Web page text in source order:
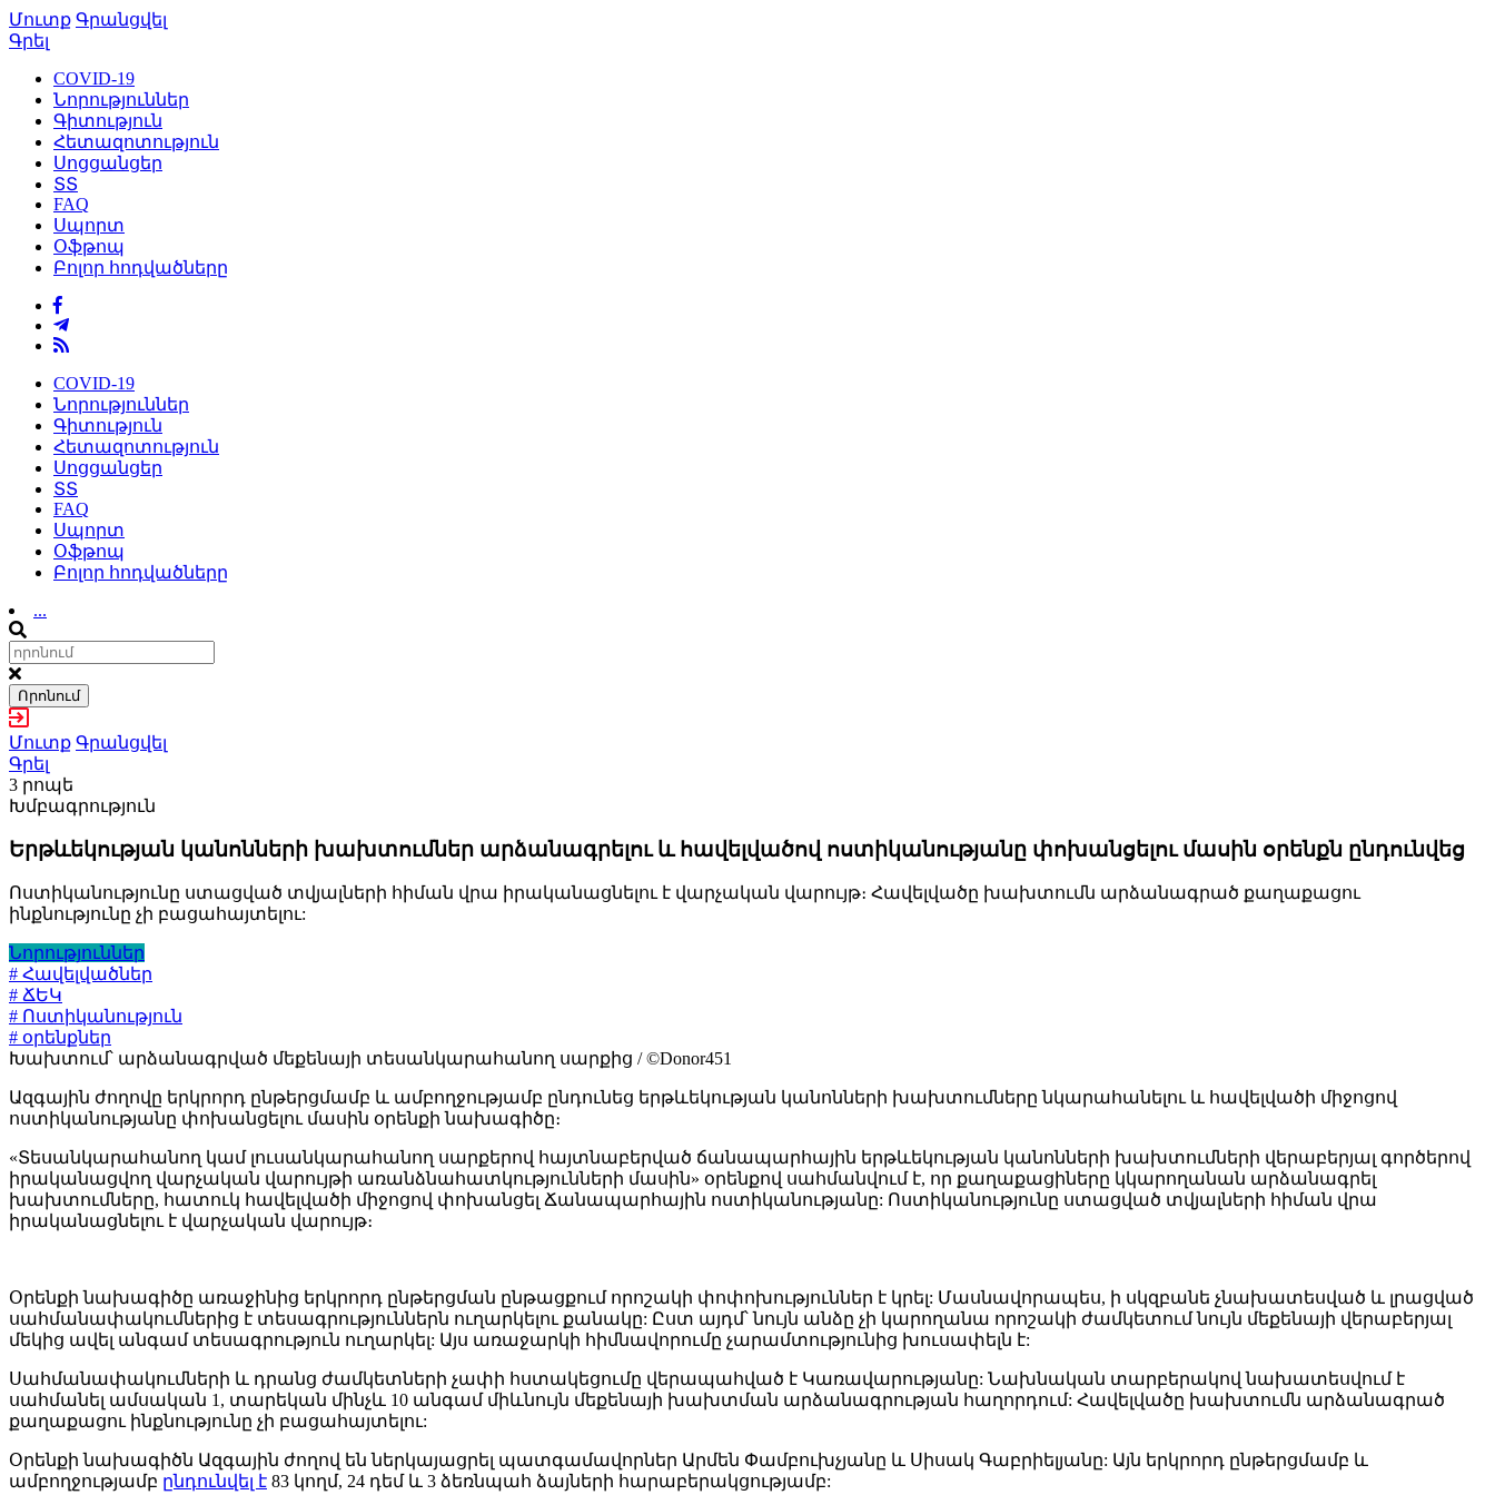
Մուտք Գրանցվել
Գրել
COVID-19
Նորություններ
Գիտություն
Հետազոտություն
Սոցցանցեր
ՏՏ
FAQ
Սպորտ
Օֆթոպ
Բոլոր հոդվածները
COVID-19
Նորություններ
Գիտություն
Հետազոտություն
Սոցցանցեր
ՏՏ
FAQ
Սպորտ
Օֆթոպ
Բոլոր հոդվածները
...
Որոնում
Մուտք Գրանցվել
Գրել
3 րոպե
Խմբագրություն
Երթևեկության կանոնների խախտումներ արձանագրելու և հավելվածով ոստիկանությանը փոխանցելու մասին օրենքն ընդունվեց
Ոստիկանությունը ստացված տվյալների հիման վրա իրականացնելու է վարչական վարույթ։ Հավելվածը խախտումն արձանագրած քաղաքացու
ինքնությունը չի բացահայտելու:
Նորություններ
# Հավելվածներ
# ՃԵԿ
# Ոստիկանություն
# օրենքներ
Խախտում՝ արձանագրված մեքենայի տեսանկարահանող սարքից / ©Donor451
Ազգային ժողովը երկրորդ ընթերցմամբ և ամբողջությամբ ընդունեց երթևեկության կանոնների խախտումները նկարահանելու և հավելվածի միջոցով
ոստիկանությանը փոխանցելու մասին օրենքի նախագիծը։
«Տեսանկարահանող կամ լուսանկարահանող սարքերով հայտնաբերված ճանապարհային երթևեկության կանոնների խախտումների վերաբերյալ գործերով
իրականացվող վարչական վարույթի առանձնահատկությունների մասին» օրենքով սահմանվում է, որ քաղաքացիները կկարողանան արձանագրել
խախտումները, հատուկ հավելվածի միջոցով փոխանցել Ճանապարհային ոստիկանությանը: Ոստիկանությունը ստացված տվյալների հիման վրա
իրականացնելու է վարչական վարույթ։
Օրենքի նախագիծը առաջինից երկրորդ ընթերցման ընթացքում որոշակի փոփոխություններ է կրել: Մասնավորապես, ի սկզբանե չնախատեսված և լրացված
սահմանափակումներից է տեսագրություններն ուղարկելու քանակը: Ըստ այդմ՝ նույն անձը չի կարողանա որոշակի ժամկետում նույն մեքենայի վերաբերյալ
մեկից ավել անգամ տեսագրություն ուղարկել: Այս առաջարկի հիմնավորումը չարամտությունից խուսափելն է:
Սահմանափակումների և դրանց ժամկետների չափի հստակեցումը վերապահված է Կառավարությանը: Նախնական տարբերակով նախատեսվում է
սահմանել ամսական 1, տարեկան մինչև 10 անգամ միևնույն մեքենայի խախտման արձանագրության հաղորդում: Հավելվածը խախտումն արձանագրած
քաղաքացու ինքնությունը չի բացահայտելու:
Օրենքի նախագիծն Ազգային ժողով են ներկայացրել պատգամավորներ Արմեն Փամբուխչյանը և Սիսակ Գաբրիելյանը: Այն երկրորդ ընթերցմամբ և
ամբողջությամբ ընդունվել է 83 կողմ, 24 դեմ և 3 ձեռնպահ ձայների հարաբերակցությամբ: